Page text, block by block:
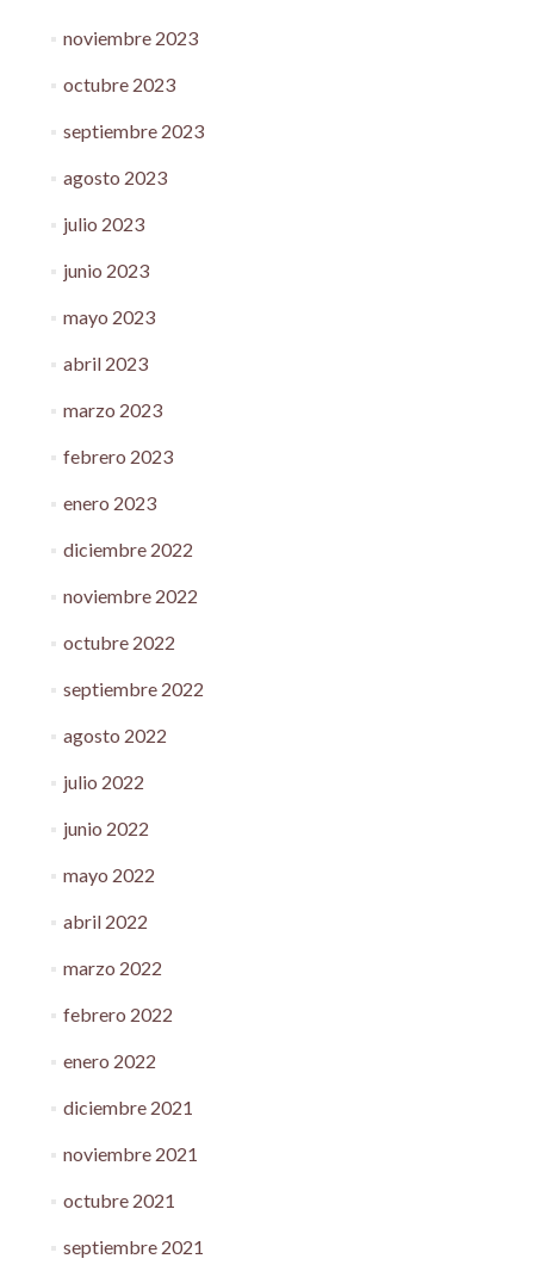
noviembre 2023
octubre 2023
septiembre 2023
agosto 2023
julio 2023
junio 2023
mayo 2023
abril 2023
marzo 2023
febrero 2023
enero 2023
diciembre 2022
noviembre 2022
octubre 2022
septiembre 2022
agosto 2022
julio 2022
junio 2022
mayo 2022
abril 2022
marzo 2022
febrero 2022
enero 2022
diciembre 2021
noviembre 2021
octubre 2021
septiembre 2021